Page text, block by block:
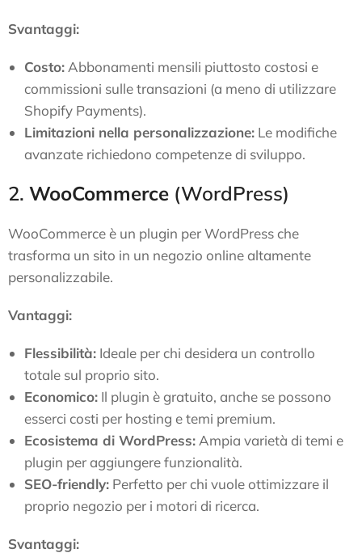
Svantaggi:
Costo: Abbonamenti mensili piuttosto costosi e
commissioni sulle transazioni (a meno di utilizzare
Shopify Payments).
Limitazioni nella personalizzazione: Le modifiche
avanzate richiedono competenze di sviluppo.
2. WooCommerce (WordPress)
WooCommerce è un plugin per WordPress che
trasforma un sito in un negozio online altamente
personalizzabile.
Vantaggi:
Flessibilità: Ideale per chi desidera un controllo
totale sul proprio sito.
Economico: Il plugin è gratuito, anche se possono
esserci costi per hosting e temi premium.
Ecosistema di WordPress: Ampia varietà di temi e
plugin per aggiungere funzionalità.
SEO-friendly: Perfetto per chi vuole ottimizzare il
proprio negozio per i motori di ricerca.
Svantaggi: